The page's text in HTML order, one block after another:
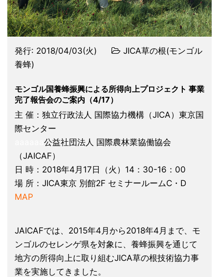
発行: 2018/04/03(火)
JICA草の根(モンゴル
養蜂)
モンゴル国養蜂振興による所得向上プロジェクト 事業
完了報告会のご案内（4/17）
主 催：独立行政法人 国際協力機構（JICA）東京国
際センター
公益社団法人 国際農林業協働協会
（JAICAF）
日 時：2018年4月17日（火）14：30-16：00
場 所：JICA東京 別館2F セミナールームC・D
MAP
JAICAFでは、2015年4月から2018年4月まで、モ
ンゴルのセレンゲ県を対象に、養蜂振興を通じて
地方の所得向上に取り組むJICA草の根技術協力事
業を実施してきました。